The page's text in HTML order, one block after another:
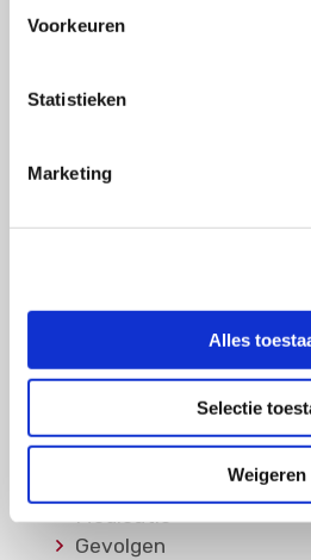
Voorkeuren
Statistieken
Marketing
Alles
Selectie
Weigeren
of bel ons op:
Ziektebeelden
EGPA
RCA
Overige Vasculitiden
Informatie
Soorten Vasculitis
Medicatie
Gevolgen